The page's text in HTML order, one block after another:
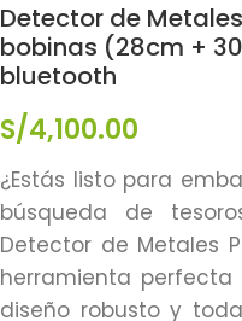
Detector de
bobinas (28cm +
bluetooth
S/4,100.00
¿Estás listo para
búsqueda de
Detector de Metales
herramienta perfecta
diseño robusto y